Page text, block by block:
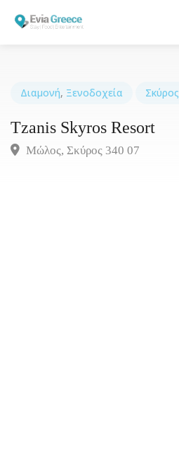
Τοποθεσία
Διαμονή, Ξενοδοχεία Σκύρος
Tzanis Skyros Resort
Μώλος, Σκύρος 340 07